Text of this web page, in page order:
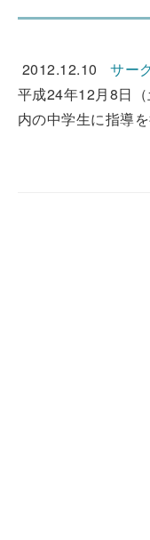
2012.12.10
サー
平成24年12月8日
内の中学生に指導